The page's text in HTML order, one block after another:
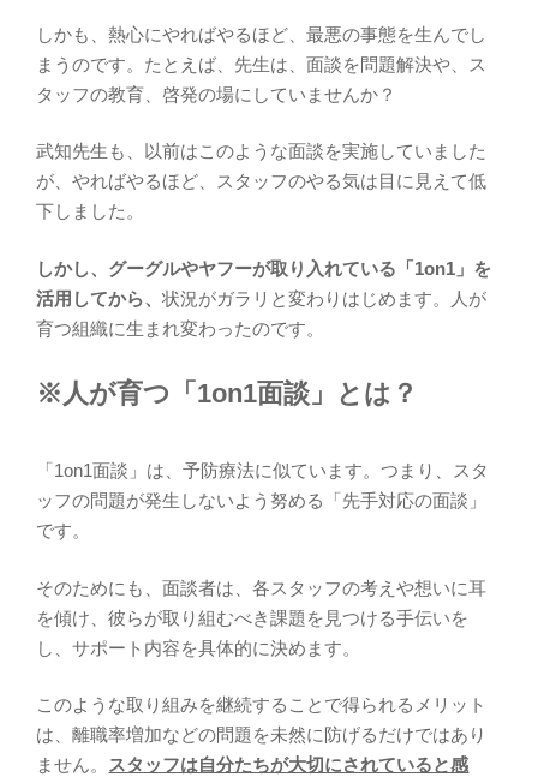
しかも、熱心にやればやるほど、最悪の事態を生んでし
まうのです。たとえば、先生は、面談を問題解決や、ス
タッフの教育、啓発の場にしていませんか？
武知先生も、以前はこのような面談を実施していました
が、やればやるほど、スタッフのやる気は目に見えて低
下しました。
しかし、グーグルやヤフーが取り入れている「1on1」を
活用してから、状況がガラリと変わりはじめます。人が
育つ組織に生まれ変わったのです。
※人が育つ「1on1面談」とは？
「1on1面談」は、予防療法に似ています。つまり、スタ
ッフの問題が発生しないよう努める「先手対応の面談」
です。
そのためにも、面談者は、各スタッフの考えや想いに耳
を傾け、彼らが取り組むべき課題を見つける手伝いを
し、サポート内容を具体的に決めます。
このような取り組みを継続することで得られるメリット
は、離職率増加などの問題を未然に防げるだけではあり
ません。 スタッフは自分たちが大切にされていると感